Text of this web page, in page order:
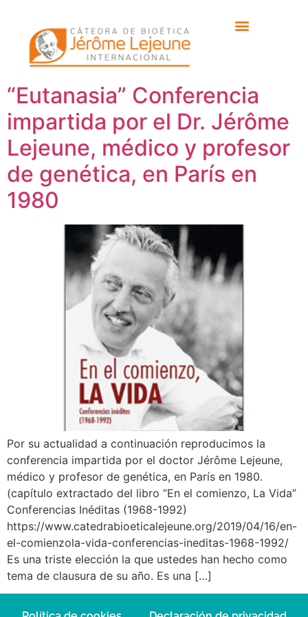
Etiqueta: Anne
Keelan
“Eutanasia” Conferencia
impartida por el Dr. Jérôme
Lejeune, médico y profesor
de genética, en París en
1980
Por su actualidad a continuación reproducimos la
conferencia impartida por el doctor Jérôme Lejeune,
médico y profesor de genética, en París en 1980.
(capítulo extractado del libro “En el comienzo, La Vida”
Conferencias Inéditas (1968-1992)
https://www.catedrabioeticalejeune.org/2019/04/16/en-
el-comienzola-vida-conferencias-ineditas-1968-1992/
Es una triste elección la que ustedes han hecho como
tema de clausura de su año. Es una […]